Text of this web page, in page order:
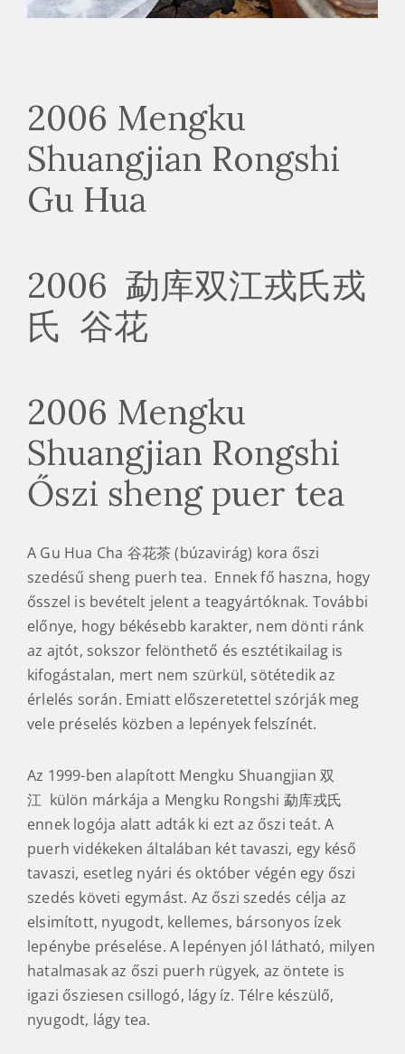
2006 Mengku
Shuangjian Rongshi
Gu Hua
2006 勐库双江戎氏戎
氏 谷花
2006 Mengku
Shuangjian Rongshi
Őszi sheng puer tea
A Gu Hua Cha 谷花茶 (búzavirág) kora őszi
szedésű sheng puerh tea. Ennek fő haszna, hogy
ősszel is bevételt jelent a teagyártóknak. További
előnye, hogy békésebb karakter, nem dönti ránk
az ajtót, sokszor felönthető és esztétikailag is
kifogástalan, mert nem szürkül, sötétedik az
érlelés során. Emiatt előszeretettel szórják meg
vele préselés közben a lepények felszínét.
Az 1999-ben alapított Mengku Shuangjian 双
江 külön márkája a Mengku Rongshi 勐库戎氏
ennek logója alatt adták ki ezt az őszi teát. A
puerh vidékeken általában két tavaszi, egy késő
tavaszi, esetleg nyári és október végén egy őszi
szedés követi egymást. Az őszi szedés célja az
elsimított, nyugodt, kellemes, bársonyos ízek
lepénybe préselése. A lepényen jól látható, milyen
hatalmasak az őszi puerh rügyek, az öntete is
igazi ősziesen csillogó, lágy íz. Télre készülő,
nyugodt, lágy tea.